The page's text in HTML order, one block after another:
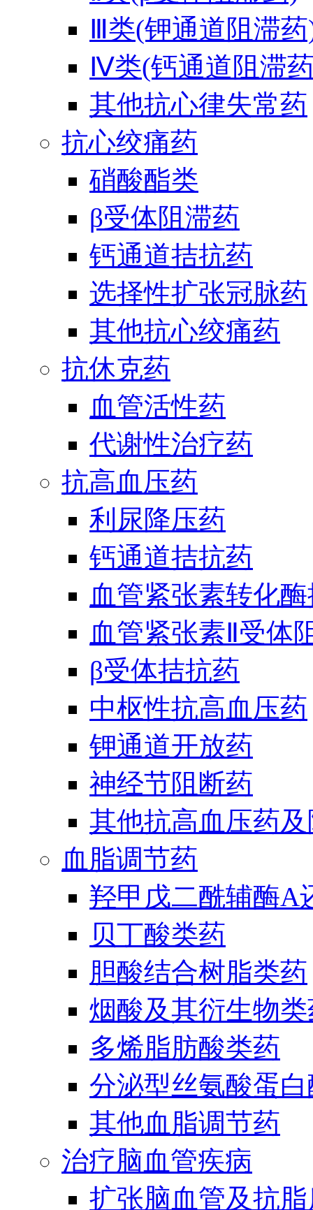
Ⅲ类(钾通道阻滞
Ⅳ类(钙通道阻滞
其他抗心律失常药
抗心绞痛药
硝酸酯类
β受体阻滞药
钙通道拮抗药
选择性扩张冠脉药
其他抗心绞痛药
抗休克药
血管活性药
代谢性治疗药
抗高血压药
利尿降压药
钙通道拮抗药
血管紧张素转化
血管紧张素Ⅱ受体
β受体拮抗药
中枢性抗高血压药
钾通道开放药
神经节阻断药
其他抗高血压药
血脂调节药
羟甲戊二酰辅酶A
贝丁酸类药
胆酸结合树脂类药
烟酸及其衍生物
多烯脂肪酸类药
分泌型丝氨酸蛋
其他血脂调节药
治疗脑血管疾病
扩张脑血管及抗